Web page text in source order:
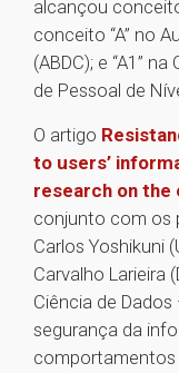
alcançou
conceito “A” no
(ABDC); e “A1”
de Pessoal de
O artigo
to users’
research on
conjunto com os
Carlos Yoshikuni
Carvalho Larieira
Ciência de
segurança da
comportamentos